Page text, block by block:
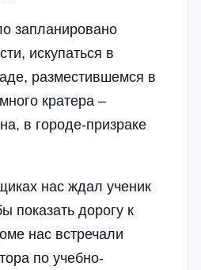
запланировано
искупаться в
разместившемся в
кратера –
в городе-призраке
нас ждал ученик
показать дорогу к
нас встречали
по учебно-